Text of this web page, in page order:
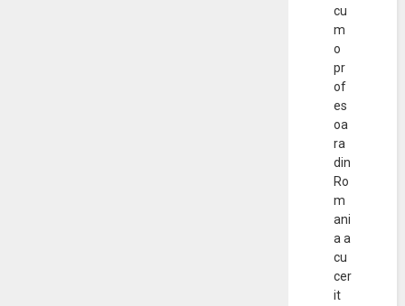
cu
m
o
pr
of
es
oa
ra
din
Ro
m
ani
a a
cu
cer
it